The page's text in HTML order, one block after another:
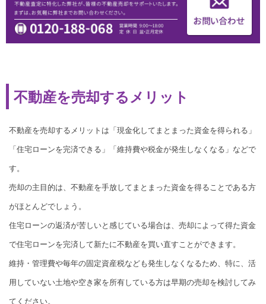
不動産を売却するメリット
不動産を売却するメリットは「現金化してまとまった資金を得られる」
「住宅ローンを完済できる」「維持費や税金が発生しなくなる」などで
す。
売却の主目的は、不動産を手放してまとまった資金を得ることである方
がほとんどでしょう。
住宅ローンの返済が苦しいと感じている場合は、売却によって得た資金
で住宅ローンを完済して新たに不動産を買い直すことができます。
維持・管理費や毎年の固定資産税なども発生しなくなるため、特に、活
用していない土地や空き家を所有している方は早期の売却を検討してみ
てください。